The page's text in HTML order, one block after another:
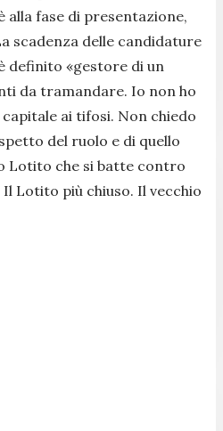
fase di presentazione,
scadenza delle candidature
definito «gestore di un
da tramandare. Io non ho
ai tifosi. Non chiedo
del ruolo e di quello
Lotito che si batte contro
Lotito più chiuso. Il vecchio